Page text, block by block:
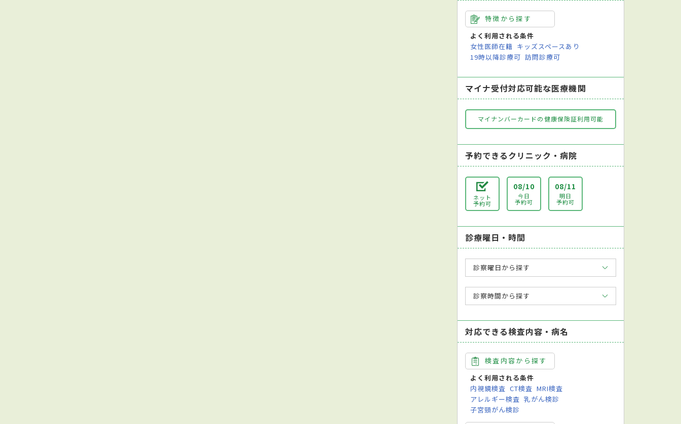
特徴から探す
よく利用される条件
女性医師在籍 キッズスペースあり
19時以降診療可 訪問診療可
マイナ受付対応可能な医療機関
マイナンバーカードの健康保険証利用可能
予約できるクリニック・病院
ネット
予約可
08/10
今日
予約可
08/11
明日
予約可
診療曜日・時間
診察曜日から探す
診察時間から探す
対応できる検査内容・病名
検査内容から探す
よく利用される条件
内視鏡検査 CT検査 MRI検査
アレルギー検査 乳がん検診
子宮頸がん検診